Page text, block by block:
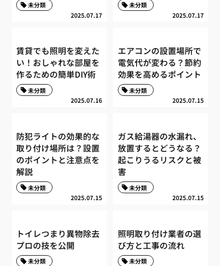
2025.07.17
未分類
2025.07.17
未分類
賃貸でも照明を変えた
い！おしゃれな部屋を
作るための簡単DIY術
2025.07.16
未分類
エアコンの設置場所で
電気代が変わる？節約
効果を高めるポイント
2025.07.15
未分類
防犯ライトの効果的な
取り付け場所は？設置
のポイントと注意点を
解説
2025.07.15
未分類
ガス給湯器の水漏れ、
放置するとどうなる？
起こりうるリスクと被
害
2025.07.15
未分類
トイレつまり異物除去
プロの技を公開
未分類
照明取り付け業者の選
び方と工事の流れ
未分類